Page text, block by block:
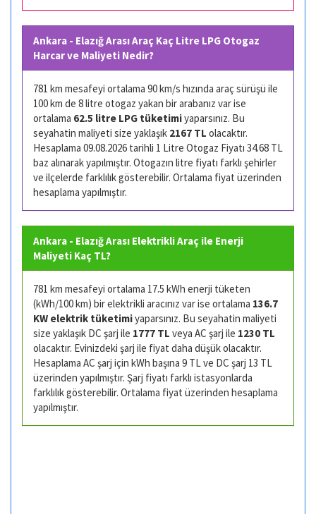
Ankara - Elazığ Arası Araç Kaç Litre LPG Otogaz
Harcar ve Maliyeti Nedir?
781 km mesafeyi ortalama 90 km/s hızında araç sürüşü ile
100 km de 8 litre otogaz yakan bir arabanız var ise
ortalama 62.5 litre LPG tüketimiyaparsınız. Bu
seyahatin maliyeti size yaklaşık 2167 TL olacaktır.
Hesaplama 09.08.2026 tarihli 1 Litre Otogaz Fiyatı 34.68 TL
baz alınarak yapılmıştır. Otogazın litre fiyatı farklı şehirler
ve ilçelerde farklılık gösterebilir. Ortalama fiyat üzerinden
hesaplama yapılmıştır.
Ankara - Elazığ Arası Elektrikli Araç ile Enerji
Maliyeti Kaç TL?
781 km mesafeyi ortalama 17.5 kWh enerji tüketen
(kWh/100 km) bir elektrikli aracınız var ise ortalama 136.7
KW elektrik tüketimiyaparsınız. Bu seyahatin maliyeti
size yaklaşık DC şarj ile 1777 TL veya AC şarj ile 1230 TL
olacaktır. Evinizdeki şarj ile fiyat daha düşük olacaktır.
Hesaplama AC şarj için kWh başına 9 TL ve DC şarj 13 TL
üzerinden yapılmıştır. Şarj fiyatı farklı istasyonlarda
farklılık gösterebilir. Ortalama fiyat üzerinden hesaplama
yapılmıştır.